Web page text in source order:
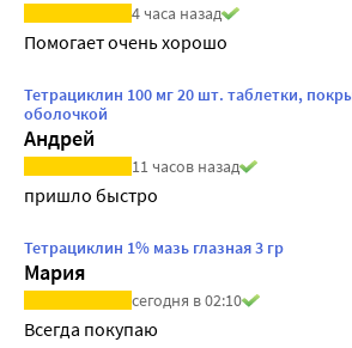
4 часа назад
Помогает очень хорошо
Тетрациклин 100 мг 20 шт. таблетки,
оболочкой
Андрей
11 часов назад
Тетрациклин 1% мазь глазная 3 гр
Мария
сегодня в 02:10
Всегда покупаю